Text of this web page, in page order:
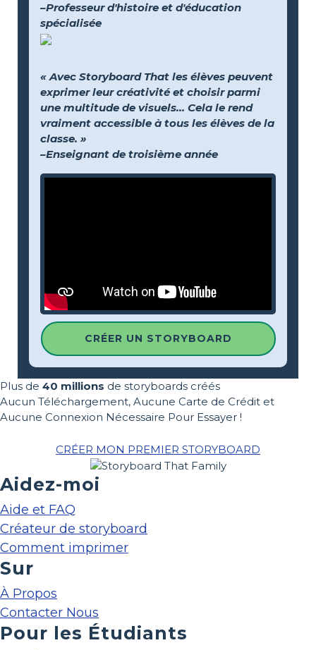
–Professeur d'histoire et d'éducation
spécialisée
« Avec Storyboard That les élèves peuvent
exprimer leur créativité et choisir parmi
une multitude de visuels… Cela le rend
vraiment accessible à tous les élèves de la
classe. »
–Enseignant de troisième année
CRÉER UN STORYBOARD
Plus de 40 millions de storyboards créés
Aucun Téléchargement, Aucune Carte de Crédit et
Aucune Connexion Nécessaire Pour Essayer !
CRÉER MON PREMIER STORYBOARD
Aidez-moi
Aide et FAQ
Créateur de storyboard
Comment imprimer
Sur
À Propos
Contacter Nous
Pour les Étudiants